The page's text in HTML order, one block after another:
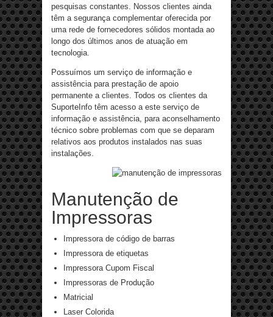
pesquisas constantes. Nossos clientes ainda
têm a segurança complementar oferecida por
uma rede de fornecedores sólidos montada ao
longo dos últimos anos de atuação em
tecnologia.
Possuímos um serviço de informação e
assistência para prestação de apoio
permanente a clientes. Todos os clientes da
SuporteInfo têm acesso a este serviço de
informação e assistência, para aconselhamento
técnico sobre problemas com que se deparam
relativos aos produtos instalados nas suas
instalações.
Manutenção de
Impressoras
Impressora de código de barras
Impressora de etiquetas
Impressora Cupom Fiscal
Impressoras de Produção
Matricial
Laser Colorida